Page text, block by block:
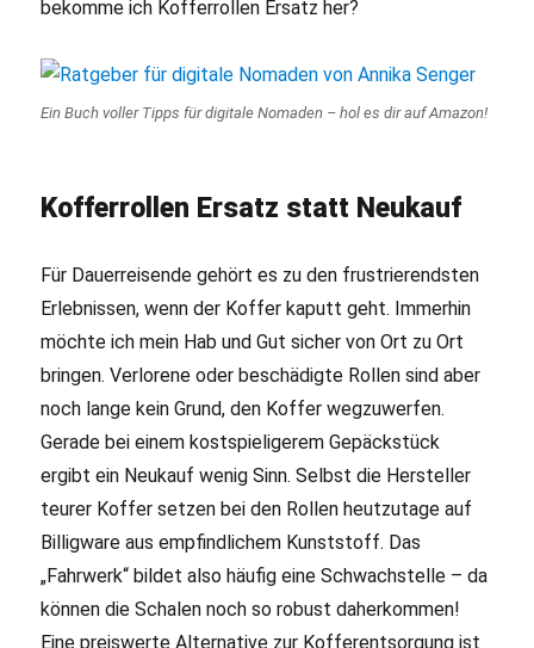
bekomme ich Kofferrollen Ersatz her?
Ein Buch voller Tipps für digitale Nomaden – hol es dir auf Amazon!
Kofferrollen Ersatz statt Neukauf
Für Dauerreisende gehört es zu den frustrierendsten
Erlebnissen, wenn der Koffer kaputt geht. Immerhin
möchte ich mein Hab und Gut sicher von Ort zu Ort
bringen. Verlorene oder beschädigte Rollen sind aber
noch lange kein Grund, den Koffer wegzuwerfen.
Gerade bei einem kostspieligerem Gepäckstück
ergibt ein Neukauf wenig Sinn. Selbst die Hersteller
teurer Koffer setzen bei den Rollen heutzutage auf
Billigware aus empfindlichem Kunststoff. Das
„Fahrwerk“ bildet also häufig eine Schwachstelle – da
können die Schalen noch so robust daherkommen!
Eine preiswerte Alternative zur Kofferentsorgung ist